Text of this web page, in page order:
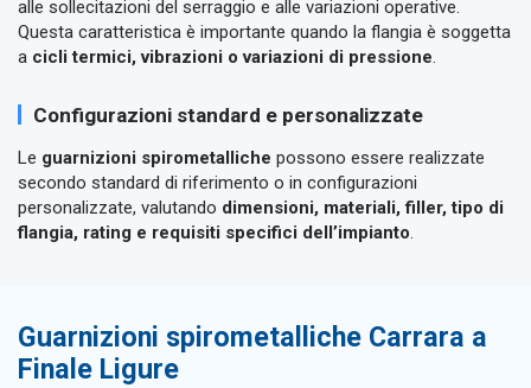
alle sollecitazioni del serraggio e alle variazioni operative.
Questa caratteristica è importante quando la flangia è soggetta
a cicli termici, vibrazioni o variazioni di pressione.
Configurazioni standard e personalizzate
Le guarnizioni spirometalliche possono essere realizzate
secondo standard di riferimento o in configurazioni
personalizzate, valutando dimensioni, materiali, filler, tipo di
flangia, rating e requisiti specifici dell’impianto.
Guarnizioni spirometalliche Carrara a
Finale Ligure